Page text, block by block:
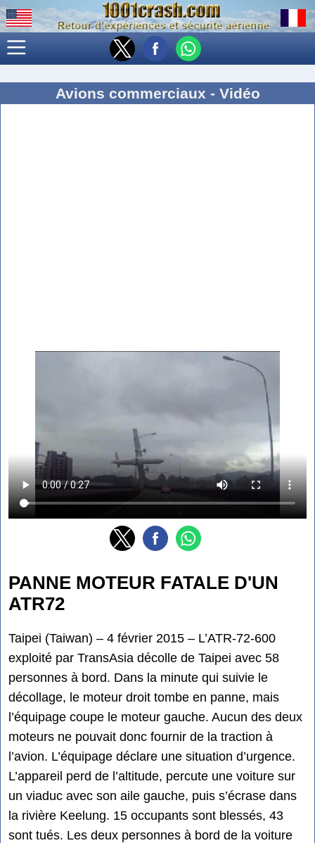
Avions commerciaux - Vidéo
PANNE MOTEUR FATALE D'UN
ATR72
Taipei (Taiwan) – 4 février 2015 – L’ATR-72-600
exploité par TransAsia décolle de Taipei avec 58
personnes à bord. Dans la minute qui suivie le
décollage, le moteur droit tombe en panne, mais
l’équipage coupe le moteur gauche. Aucun des deux
moteurs ne pouvait donc fournir de la traction à
l’avion. L’équipage déclare une situation d’urgence.
L’appareil perd de l’altitude, percute une voiture sur
un viaduc avec son aile gauche, puis s’écrase dans
la rivière Keelung. 15 occupants sont blessés, 43
sont tués. Les deux personnes à bord de la voiture